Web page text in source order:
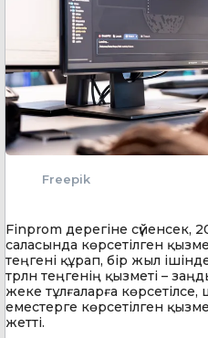
Freepik
Finprom дерегіне сүйенсек,
саласында көрсетілген
теңгені құрап, бір жыл
трлн теңгенің қызметі –
жеке тұлғаларға
еместерге көрсетілген
жетті.